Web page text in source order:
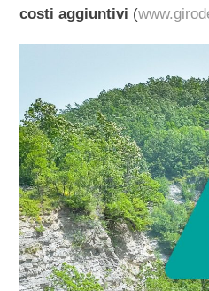
costi aggiuntivi (